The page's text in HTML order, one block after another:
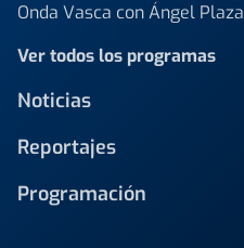
Onda Vasca con Ángel Plaza
Ver todos los programas
Noticias
Reportajes
Programación